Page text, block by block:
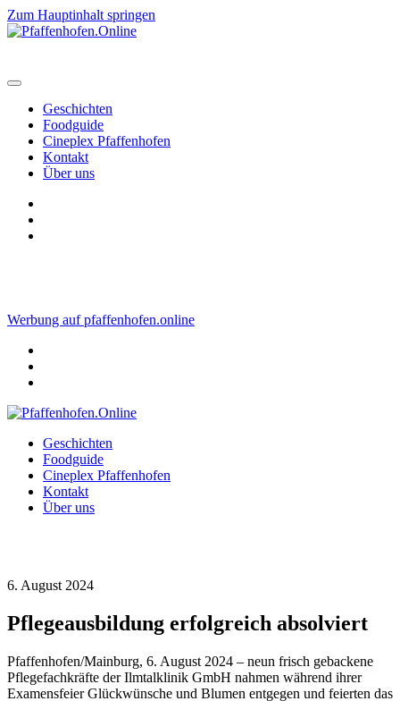
Zum Hauptinhalt springen
Geschichten
Foodguide
Cineplex Pfaffenhofen
Kontakt
Über uns
Werbung auf pfaffenhofen.online
Geschichten
Foodguide
Cineplex Pfaffenhofen
Kontakt
Über uns
6. August 2024
Pflegeausbildung erfolgreich absolviert
Pfaffenhofen/Mainburg, 6. August 2024 – neun frisch gebackene
Pflegefachkräfte der Ilmtalklinik GmbH nahmen während ihrer
Examensfeier Glückwünsche und Blumen entgegen und feierten das